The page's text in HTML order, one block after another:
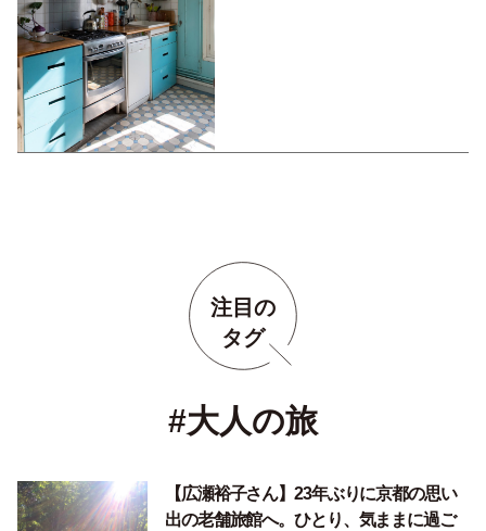
注目の
タグ
#大人の旅
【広瀬裕子さん】23年ぶりに京都の思い
出の老舗旅館へ。ひとり、気ままに過ご